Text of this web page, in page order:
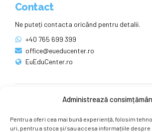
Administrează
Pentru a oferi cea mai bună experiență, folosim
uri, pentru a stoca și/sau accesa informațiile despre
Contact
Ne puteți contacta oricând pentru detalii.
+40 765 699 399
office@eueducenter.ro
EuEduCenter.ro
Ne puteți găsi și pe rețelele sociale.